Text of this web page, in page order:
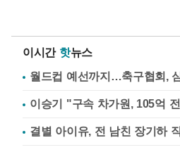
이시간 핫뉴스
월드컵 예선까지…축구협회,
이승기 "구속 차가원, 105억
결별 아이유, 전 남친 장기하